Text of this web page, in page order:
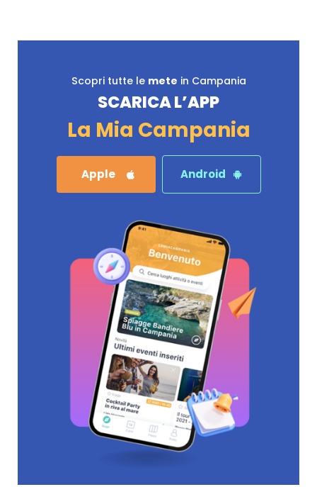
Scopri tutte le mete in Campania
SCARICA L’APP
La Mia Campania
Apple Android